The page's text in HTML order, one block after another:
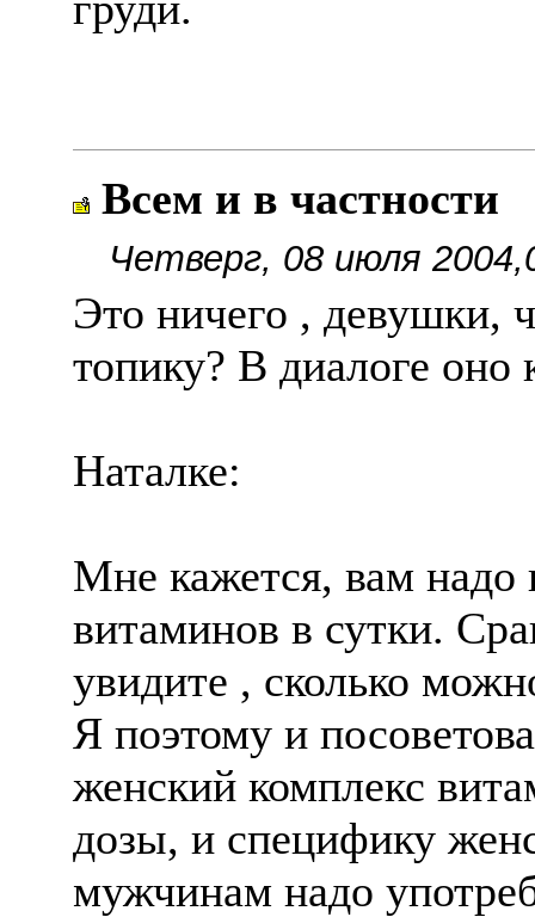
Всем и в частности
Четверг, 08 июля
Это ничего , девушки,
топику? В диалоге оно
Наталке:
Мне кажется, вам надо
витаминов в сутки.
увидите , сколько
Я поэтому и
женский комплекс
дозы, и специфику
мужчинам надо